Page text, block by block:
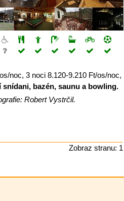
noc, 3 noci 8.120-9.210 Ft/os/noc,
bazén, saunu a bowling.
Robert Vystrčil.
Zobraz stranu: 1